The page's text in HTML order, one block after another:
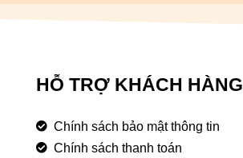
HỖ TRỢ KHÁCH HÀNG
Chính sách bảo mật thông tin
Chính sách thanh toán